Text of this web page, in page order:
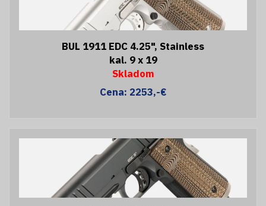
BUL 1911 EDC 4.25", Stainless
kal. 9 x 19
Skladom
Cena: 2253,-€